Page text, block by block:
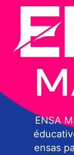
ENSA
ensas